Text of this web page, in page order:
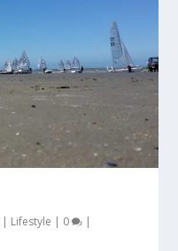
| Lifestyle | 0 |